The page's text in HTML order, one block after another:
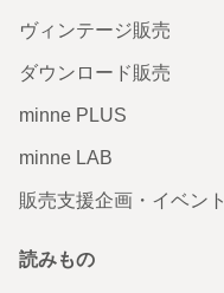
ヴィンテージ販売
ダウンロード販売
minne PLUS
minne LAB
販売支援企画・イベント
読みもの